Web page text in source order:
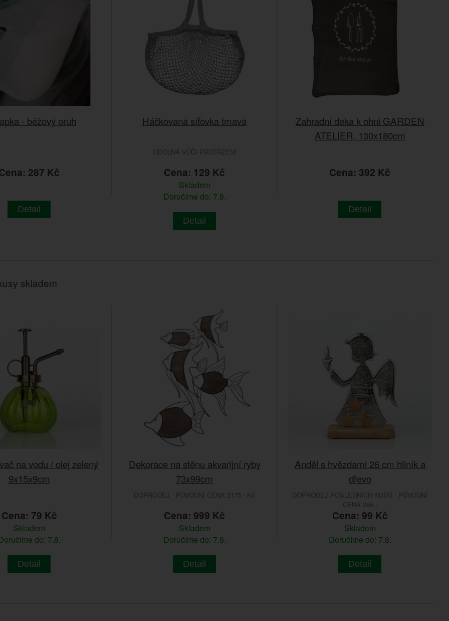
- béžový pruh
287 Kč
Detail
Háčkovaná síťovka tmavá
ODOLNÁ VŮČI PROTRŽENÍ
Cena: 129 Kč
Skladem
Doručíme do: 7.8.
Detail
Zahradní deka k ohni GARDEN
ATELIER, 130x180cm
Cena: 392 Kč
Detail
skladem
na vodu / olej zelený
9x15x9cm
Cena: 79 Kč
Skladem
do: 7.8.
Detail
Dekorace na stěnu akvarijní ryby
73x99cm
DOPRODEJ - PŮVODNÍ CENA 2175.- Kč
Cena: 999 Kč
Skladem
Doručíme do: 7.8.
Detail
Anděl s hvězdami 26 cm hliník a
dřevo
DOPRODEJ POSLEDNÍCH KUSŮ - PŮVODNÍ
CENA 295.-
Cena: 99 Kč
Skladem
Doručíme do: 7.8.
Detail